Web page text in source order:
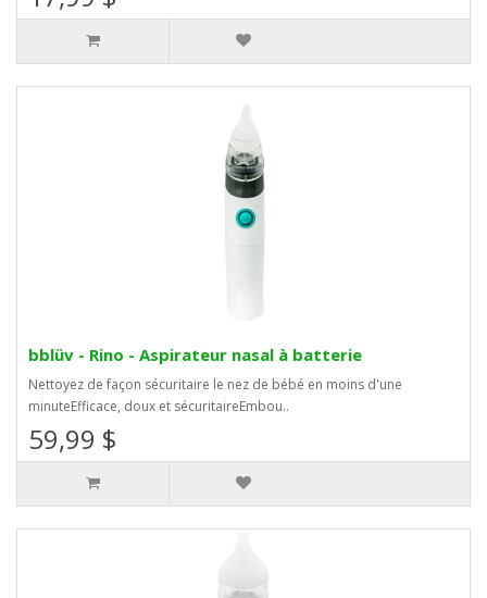
bblüv - Rino - Aspirateur nasal à batterie
Nettoyez de façon sécuritaire le nez de bébé en moins d'une
minuteEfficace, doux et sécuritaireEmbou..
59,99 $